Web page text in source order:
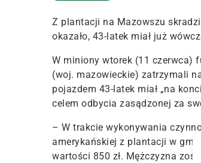
Z plantacji na Mazowszu
okazało, 43-latek miał już
W miniony wtorek (11 czerwca)
(woj. mazowieckie) zatrzymali
pojazdem 43-latek miał „na
celem odbycia zasądzonej za
– W trakcie wykonywania
amerykańskiej z plantacji w
wartości 850 zł. Mężczyzna